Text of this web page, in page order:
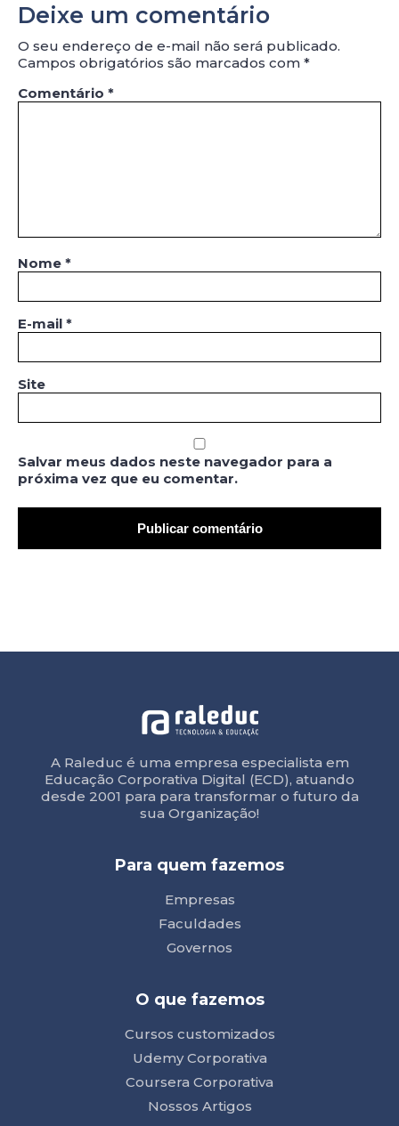
Deixe um comentário
O seu endereço de e-mail não será publicado.
Campos obrigatórios são marcados com *
Comentário *
Nome *
E-mail *
Site
Salvar meus dados neste navegador para a
próxima vez que eu comentar.
A Raleduc é uma empresa especialista em
Educação Corporativa Digital (ECD), atuando
desde 2001 para para transformar o futuro da
sua Organização!
Para quem fazemos
Empresas
Faculdades
Governos
O que fazemos
Cursos customizados
Udemy Corporativa
Coursera Corporativa
Nossos Artigos